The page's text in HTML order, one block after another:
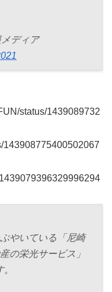
ディア
status/1439089732
143908775400502067
やいている「尼崎
の栄光サービス」